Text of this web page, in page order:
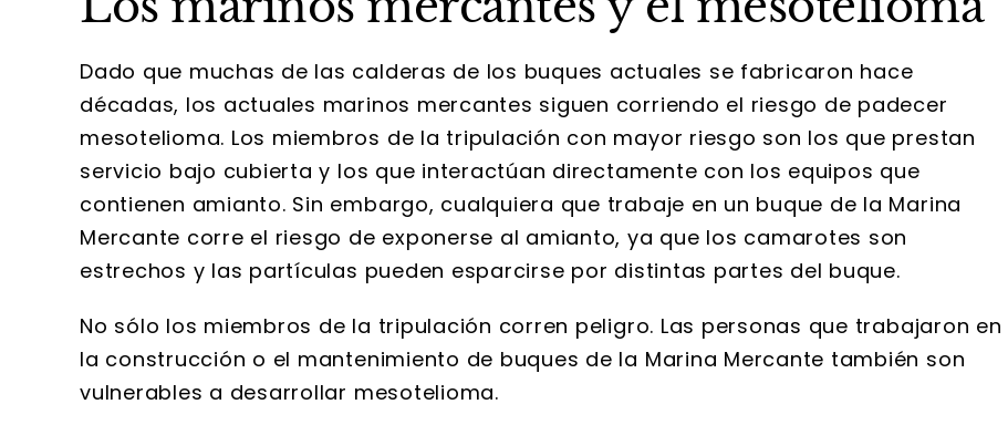
Dado que muchas de las calderas de los buques actuales se fabricaron hace
décadas, los actuales marinos mercantes siguen corriendo el riesgo de padecer
mesotelioma. Los miembros de la tripulación con mayor riesgo son los que prestan
servicio bajo cubierta y los que interactúan directamente con los equipos que
contienen amianto. Sin embargo, cualquiera que trabaje en un buque de la Marina
Mercante corre el riesgo de exponerse al amianto, ya que los camarotes son
estrechos y las partículas pueden esparcirse por distintas partes del buque.
No sólo los miembros de la tripulación corren peligro. Las personas que trabajaron en
la construcción o el mantenimiento de buques de la Marina Mercante también son
vulnerables a desarrollar mesotelioma.